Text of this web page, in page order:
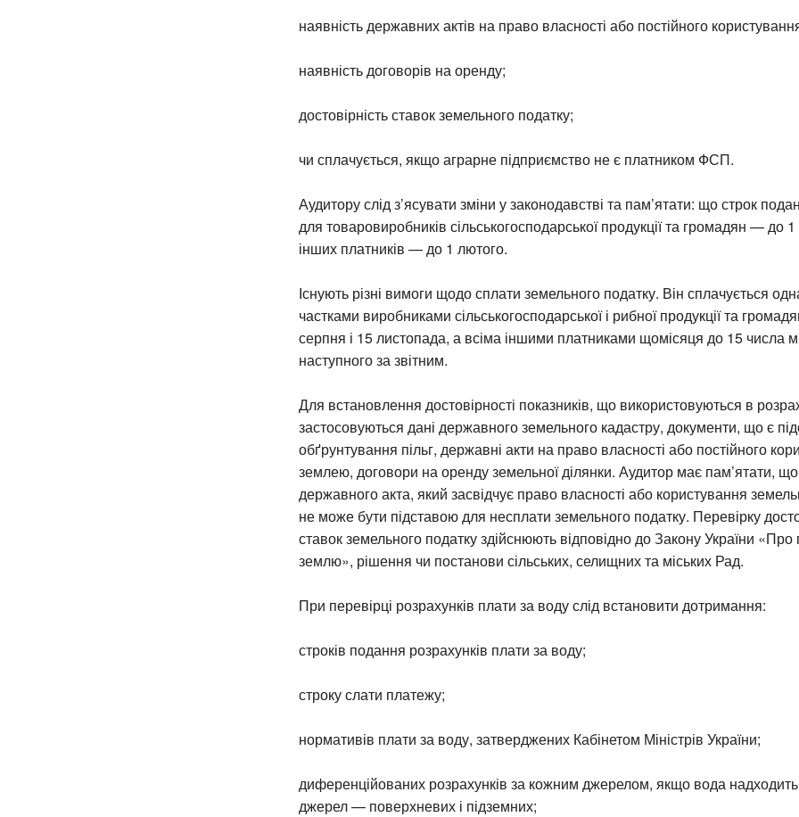
наявність державних актів на право власності або постійного
наявність договорів на оренду;
достовірність ставок земельного податку;
чи сплачується, якщо аграрне підприємство не є платником ФСП.
Аудитору слід з’ясувати зміни у законодавстві та пам’ятати: що строк
для товаровиробників сільськогосподарської продукції та громадян — до
інших платників — до 1 лютого.
Існують різні вимоги щодо сплати земельного податку. Він сплачується
частками виробниками сільськогосподарської і рибної продукції та
серпня і 15 листопада, а всіма іншими платниками щомісяця до 15 числа
наступного за звітним.
Для встановлення достовірності показників, що використовуються в
застосовуються дані державного земельного кадастру, документи, що є
обґрунтування пільг, державні акти на право власності або постійного
землею, договори на оренду земельної ділянки. Аудитор має пам’ятати, що
державного акта, який засвідчує право власності або користування
не може бути підставою для несплати земельного податку. Перевірку
ставок земельного податку здійснюють відповідно до Закону України «Про
землю», рішення чи постанови сільських, селищних та міських Рад.
При перевірці розрахунків плати за воду слід встановити дотримання:
строків подання розрахунків плати за воду;
строку слати платежу;
нормативів плати за воду, затверджених Кабінетом Міністрів України;
диференційованих розрахунків за кожним джерелом, якщо вода надходить
джерел — поверхневих і підземних;